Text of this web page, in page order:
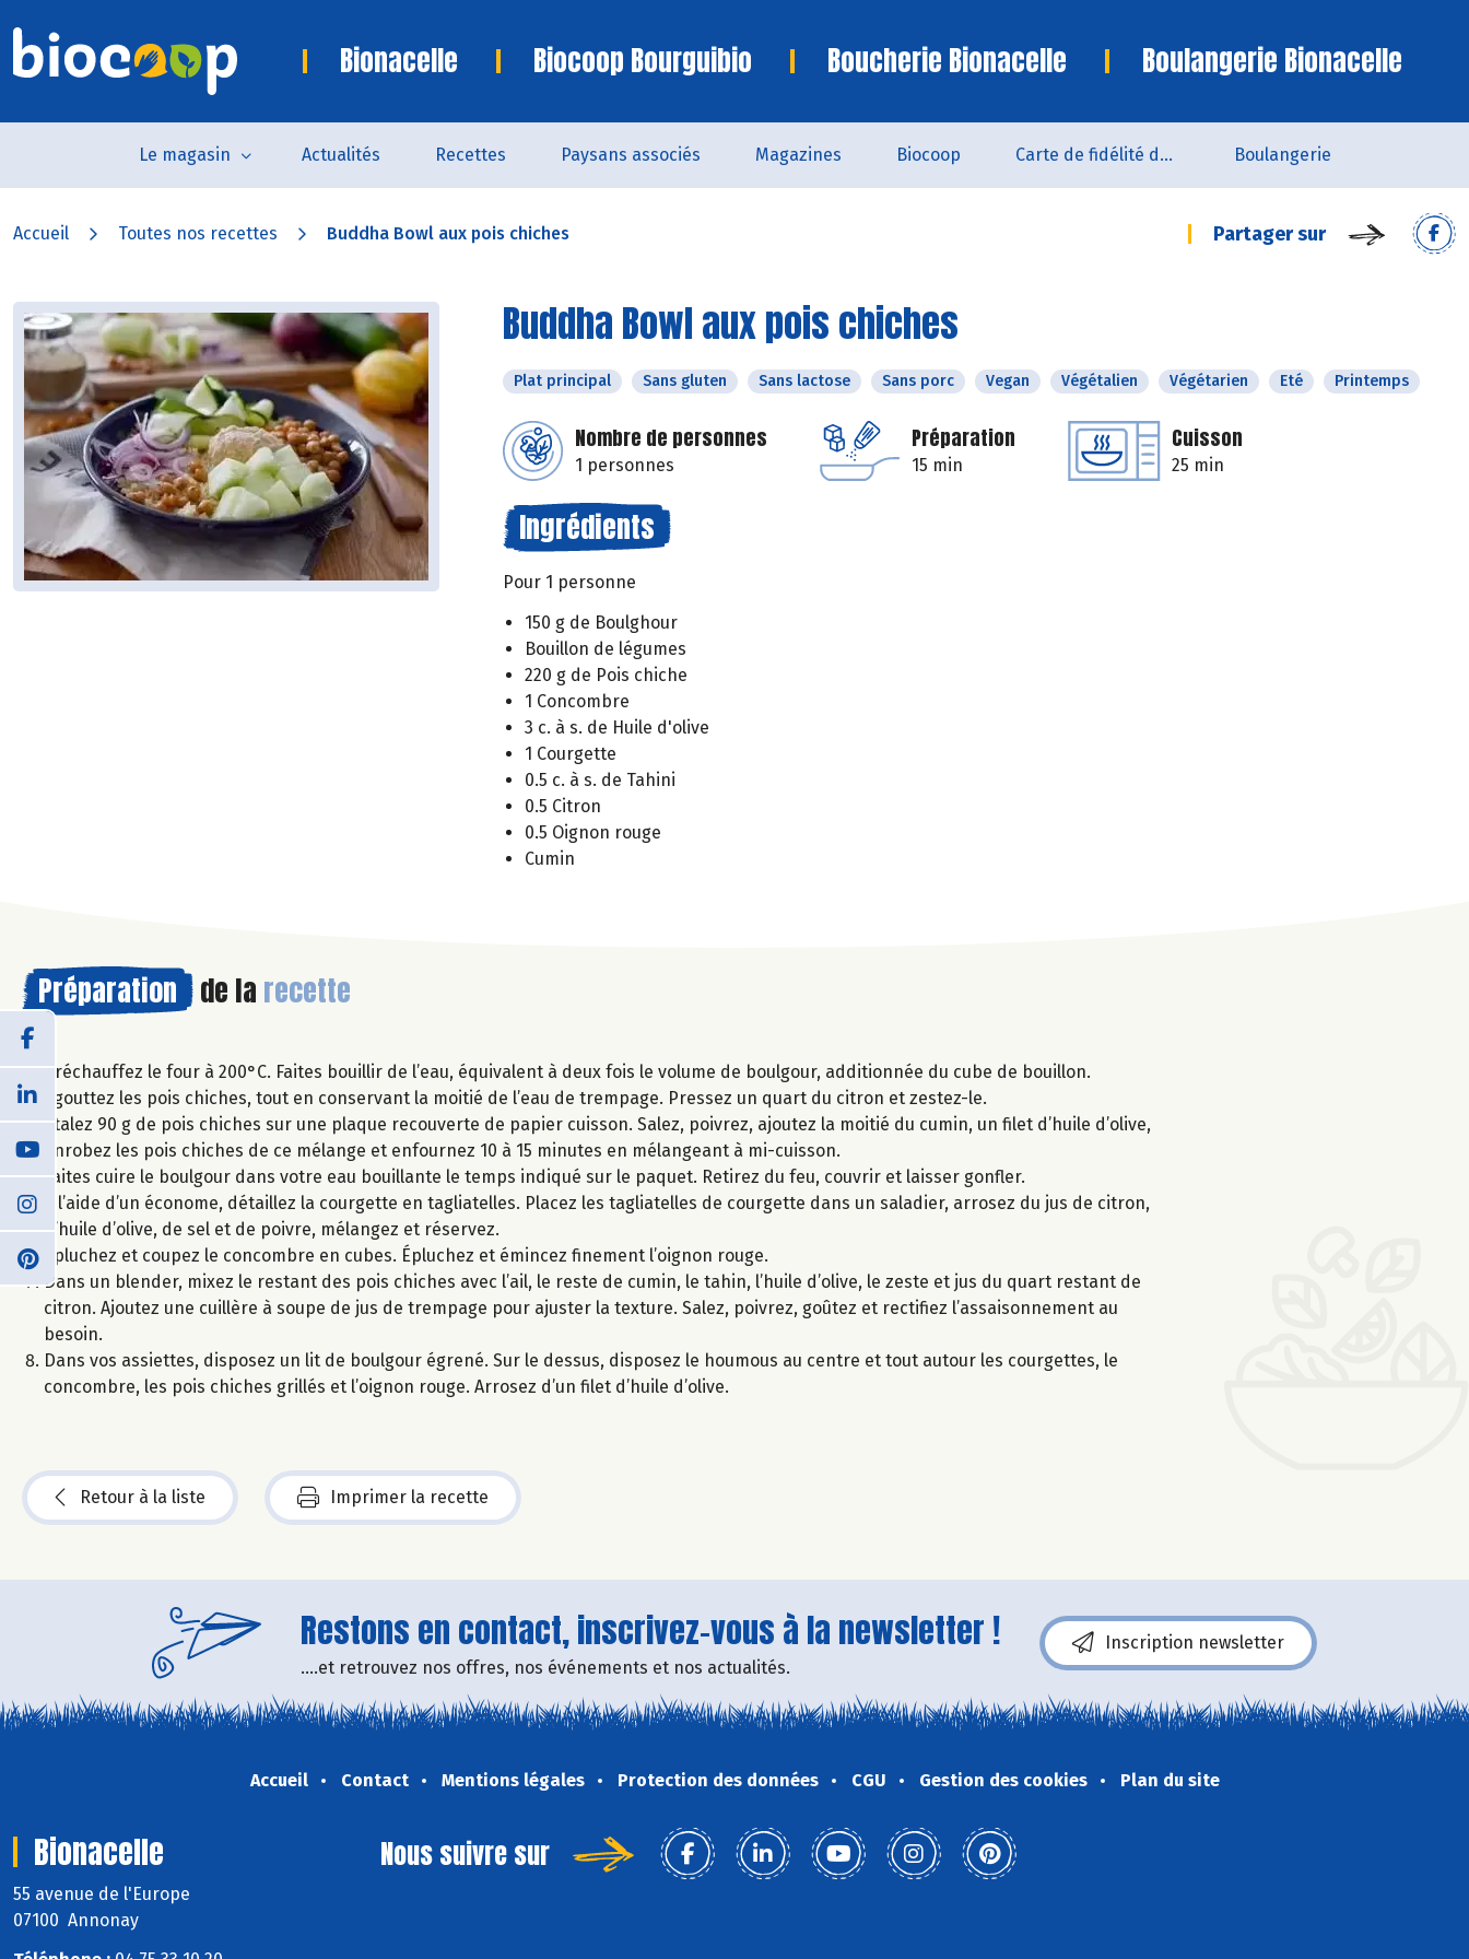
Bionacelle Biocoop Bourguibio Boucherie Bionacelle Boulangerie Bionacelle
Le magasin Actualités Recettes Paysans associés Magazines Biocoop Carte de fidélité du magasin Boulangerie
Accueil Toutes nos recettes Buddha Bowl aux pois chiches Partager sur
Buddha Bowl aux pois chiches
Plat principal Sans gluten Sans lactose Sans porc Vegan Végétalien Végétarien Eté Printemps
Nombre de personnes
1 personnes
Préparation
15 min
Cuisson
25 min
Ingrédients
Pour 1 personne
150 g de Boulghour
Bouillon de légumes
220 g de Pois chiche
1 Concombre
3 c. à s. de Huile d'olive
1 Courgette
0.5 c. à s. de Tahini
0.5 Citron
0.5 Oignon rouge
Cumin
Préparation de la recette
Préchauffez le four à 200°C. Faites bouillir de l’eau, équivalent à deux fois le volume de boulgour, additionnée du cube de bouillon.
Égouttez les pois chiches, tout en conservant la moitié de l’eau de trempage. Pressez un quart du citron et zestez-le.
Étalez 90 g de pois chiches sur une plaque recouverte de papier cuisson. Salez, poivrez, ajoutez la moitié du cumin, un filet d’huile d’olive,
enrobez les pois chiches de ce mélange et enfournez 10 à 15 minutes en mélangeant à mi-cuisson.
Faites cuire le boulgour dans votre eau bouillante le temps indiqué sur le paquet. Retirez du feu, couvrir et laisser gonfler.
À l’aide d’un économe, détaillez la courgette en tagliatelles. Placez les tagliatelles de courgette dans un saladier, arrosez du jus de citron,
d’huile d’olive, de sel et de poivre, mélangez et réservez.
Épluchez et coupez le concombre en cubes. Épluchez et émincez finement l’oignon rouge.
Dans un blender, mixez le restant des pois chiches avec l’ail, le reste de cumin, le tahin, l’huile d’olive, le zeste et jus du quart restant de
citron. Ajoutez une cuillère à soupe de jus de trempage pour ajuster la texture. Salez, poivrez, goûtez et rectifiez l’assaisonnement au
besoin.
Dans vos assiettes, disposez un lit de boulgour égrené. Sur le dessus, disposez le houmous au centre et tout autour les courgettes, le
concombre, les pois chiches grillés et l’oignon rouge. Arrosez d’un filet d’huile d’olive.
Retour à la liste Imprimer la recette
Restons en contact, inscrivez-vous à la newsletter !
....et retrouvez nos offres, nos événements et nos actualités.
Inscription newsletter
Accueil Contact Mentions légales Protection des données CGU Gestion des cookies Plan du site
Bionacelle
55 avenue de l'Europe
07100 Annonay
Nous suivre sur